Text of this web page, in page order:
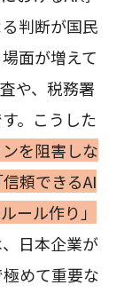
判断が国民
面が増えて
や、税務署
。こうした
を阻害しな
頼できるAI
ール作り」
日本企業が
めて重要な